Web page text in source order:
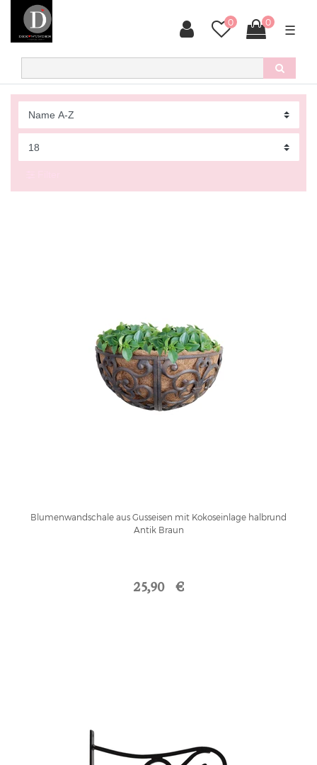
0 0
☰
Blumenwandschale aus Gusseisen mit Kokoseinlage halbrund
Antik Braun
25,90 €